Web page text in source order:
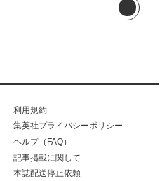
利用規約
集英社プライバシーポリシー
ヘルプ（FAQ）
記事掲載に関して
本誌配送停止依頼